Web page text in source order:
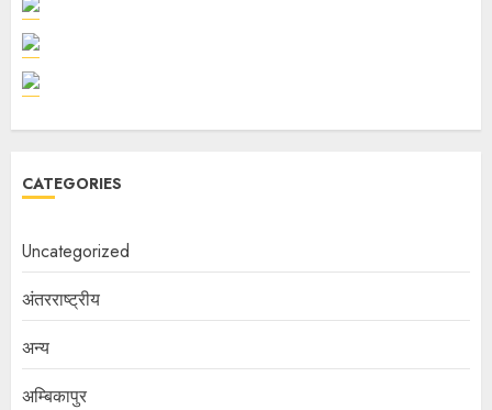
CATEGORIES
Uncategorized
अंतरराष्ट्रीय
अन्य
अम्बिकापुर